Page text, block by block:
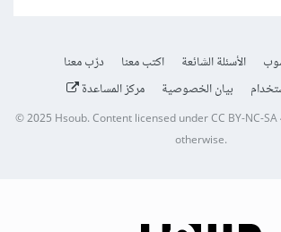
الأسئلة الشائعة اكتب معنا
درّب معنا
بيان الخصوصية مركز المساعدة
© 2025Hsoub.Content licensed underCC BY-NC-
otherwise.